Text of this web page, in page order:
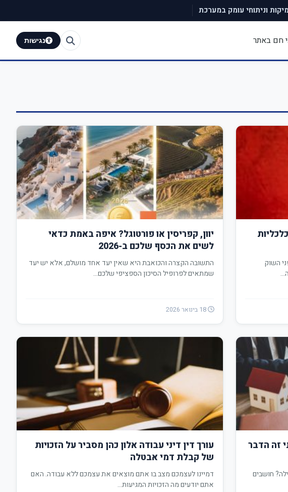
וניתוחי עומק במערכת
חם באתר נגישות
השוק
יוון, קפריסין או פורטוגל? איפה באמת כדאי
לשים את הכסף שלכם ב-2026
התשובה הקצרה והכואבת היא שאין יעד אחד מושלם, אלא יש יעד
שמתאים לפרופיל הסיכון הספציפי שלכם…
18 בינואר 2026
זה הדבר
חושבים
עורך דין דיני עבודה אלון כהן מסביר על הזכויות
של קבלת דמי אבטלה
דמיינו לעצמכם מצב בו אתם מוצאים את עצמכם ללא עבודה. האם
אתם יודעים מה הזכויות המגיעות…